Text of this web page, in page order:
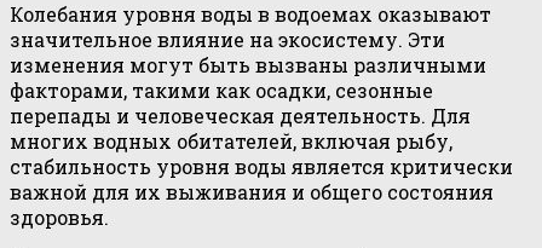
Колебания уровня воды в водоемах оказывают
значительное влияние на экосистему. Эти
изменения могут быть вызваны различными
факторами, такими как осадки, сезонные
перепады и человеческая деятельность. Для
многих водных обитателей, включая рыбу,
стабильность уровня воды является критически
важной для их выживания и общего состояния
здоровья.